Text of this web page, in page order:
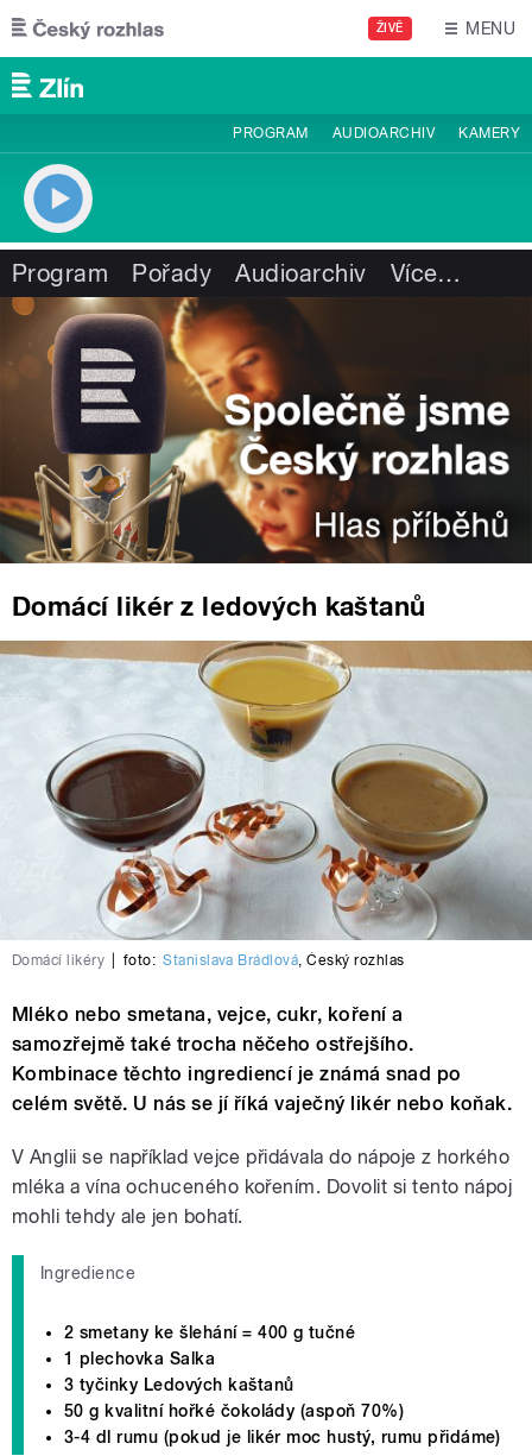
Přejít k hlavnímu obsahu
ŽIVĚ MENU
PROGRAM AUDIOARCHIV KAMERY
Program Pořady Audioarchiv Více…
Domácí likér z ledových kaštanů
Domácí likéry foto: Stanislava Brádlová,Český rozhlas
Mléko nebo smetana, vejce, cukr, koření a
samozřejmě také trocha něčeho ostřejšího.
Kombinace těchto ingrediencí je známá snad po
celém světě. U nás se jí říká vaječný likér nebo koňak.
V Anglii se například vejce přidávala do nápoje z horkého
mléka a vína ochuceného kořením. Dovolit si tento nápoj
mohli tehdy ale jen bohatí.
Ingredience
2 smetany ke šlehání = 400 g tučné
1 plechovka Salka
3 tyčinky Ledových kaštanů
50 g kvalitní hořké čokolády (aspoň 70%)
3-4 dl rumu (pokud je likér moc hustý, rumu přidáme)